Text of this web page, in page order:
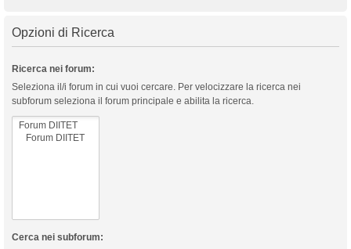
Opzioni di Ricerca
Ricerca nei forum:
Seleziona il/i forum in cui vuoi cercare. Per velocizzare la ricerca nei
subforum seleziona il forum principale e abilita la ricerca.
Cerca nei subforum: